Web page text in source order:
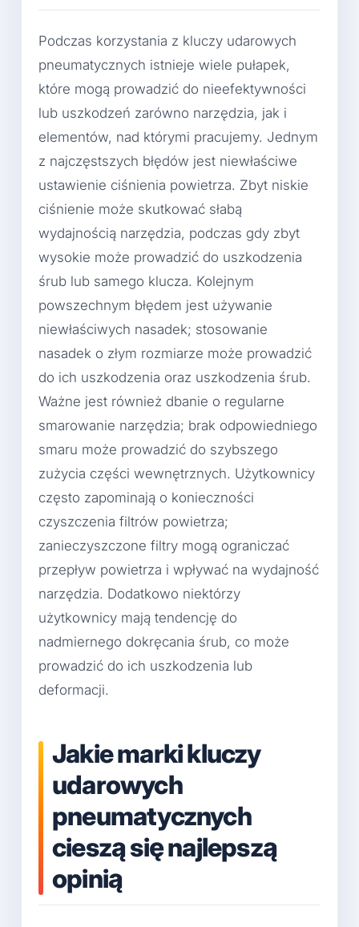
Podczas korzystania z kluczy udarowych
pneumatycznych istnieje wiele pułapek,
które mogą prowadzić do nieefektywności
lub uszkodzeń zarówno narzędzia, jak i
elementów, nad którymi pracujemy. Jednym
z najczęstszych błędów jest niewłaściwe
ustawienie ciśnienia powietrza. Zbyt niskie
ciśnienie może skutkować słabą
wydajnością narzędzia, podczas gdy zbyt
wysokie może prowadzić do uszkodzenia
śrub lub samego klucza. Kolejnym
powszechnym błędem jest używanie
niewłaściwych nasadek; stosowanie
nasadek o złym rozmiarze może prowadzić
do ich uszkodzenia oraz uszkodzenia śrub.
Ważne jest również dbanie o regularne
smarowanie narzędzia; brak odpowiedniego
smaru może prowadzić do szybszego
zużycia części wewnętrznych. Użytkownicy
często zapominają o konieczności
czyszczenia filtrów powietrza;
zanieczyszczone filtry mogą ograniczać
przepływ powietrza i wpływać na wydajność
narzędzia. Dodatkowo niektórzy
użytkownicy mają tendencję do
nadmiernego dokręcania śrub, co może
prowadzić do ich uszkodzenia lub
deformacji.
Jakie marki kluczy
udarowych
pneumatycznych
cieszą się najlepszą
opinią